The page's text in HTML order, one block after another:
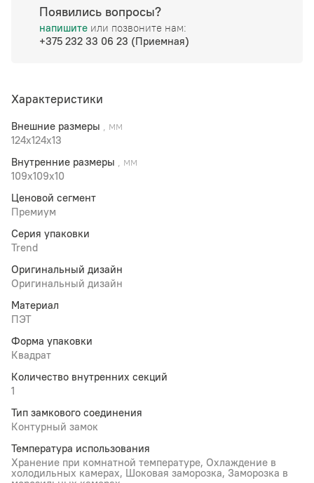
Появились вопросы?
напишите или позвоните нам:
+375 232 33 06 23 (Приемная)
Характеристики
Внешние размеры , мм
124x124x13
Внутренние размеры , мм
109x109x10
Ценовой сегмент
Премиум
Серия упаковки
Trend
Оригинальный дизайн
Оригинальный дизайн
Материал
ПЭТ
Форма упаковки
Квадрат
Количество внутренних секций
1
Тип замкового соединения
Контурный замок
Температура использования
Хранение при комнатной температуре, Охлаждение в
холодильных камерах, Шоковая заморозка, Заморозка в